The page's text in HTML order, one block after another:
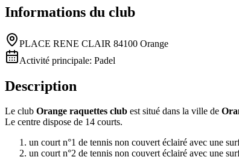
Informations du club
PLACE RENE CLAIR 84100 Orange
Activité principale: Padel
Description
Le club Orange raquettes club est situé dans la ville de
Le centre dispose de 14 courts.
un court n°1 de tennis non couvert éclairé avec une
un court n°2 de tennis non couvert éclairé avec une